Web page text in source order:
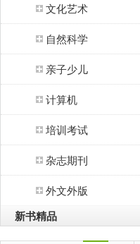
文化艺术
自然科学
亲子少儿
计算机
培训考试
杂志期刊
外文外版
新书精品